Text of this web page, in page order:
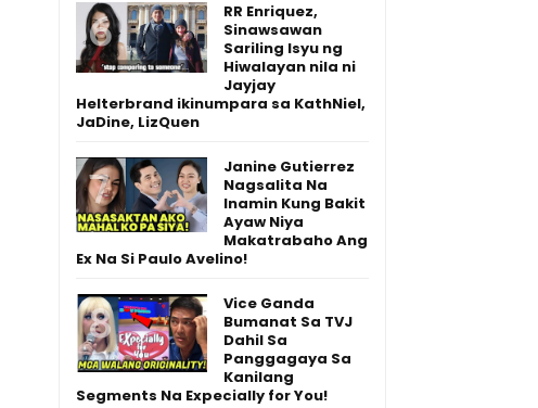
RR Enriquez,
Sinawsawan
Sariling Isyu ng
Hiwalayan nila ni
Jayjay
Helterbrand ikinumpara sa KathNiel,
JaDine, LizQuen
Janine Gutierrez
Nagsalita Na
Inamin Kung Bakit
Ayaw Niya
Makatrabaho Ang
Ex Na Si Paulo Avelino!
Vice Ganda
Bumanat Sa TVJ
Dahil Sa
Panggagaya Sa
Kanilang
Segments Na Expecially for You!